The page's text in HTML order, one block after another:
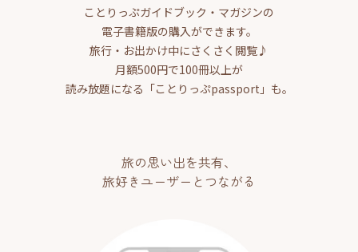
ことりっぷガイドブック・マガジンの
電子書籍版の購入ができます。
旅行・お出かけ中にさくさく閲覧♪
月額500円で100冊以上が
読み放題になる「ことりっぷpassport」も。
旅の思い出を共有、
旅好きユーザーとつながる